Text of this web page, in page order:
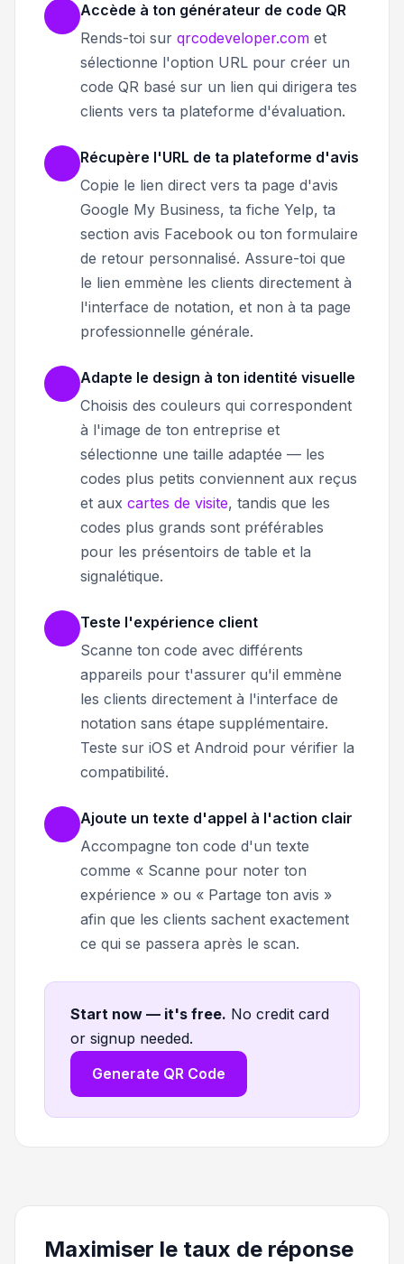
Accède à ton générateur de code QR
Rends-toi sur qrcodeveloper.com et
sélectionne l'option URL pour créer un
code QR basé sur un lien qui dirigera tes
clients vers ta plateforme d'évaluation.
Récupère l'URL de ta plateforme d'avis
Copie le lien direct vers ta page d'avis
Google My Business, ta fiche Yelp, ta
section avis Facebook ou ton formulaire
de retour personnalisé. Assure-toi que
le lien emmène les clients directement à
l'interface de notation, et non à ta page
professionnelle générale.
Adapte le design à ton identité visuelle
Choisis des couleurs qui correspondent
à l'image de ton entreprise et
sélectionne une taille adaptée — les
codes plus petits conviennent aux reçus
et aux cartes de visite, tandis que les
codes plus grands sont préférables
pour les présentoirs de table et la
signalétique.
Teste l'expérience client
Scanne ton code avec différents
appareils pour t'assurer qu'il emmène
les clients directement à l'interface de
notation sans étape supplémentaire.
Teste sur iOS et Android pour vérifier la
compatibilité.
Ajoute un texte d'appel à l'action clair
Accompagne ton code d'un texte
comme « Scanne pour noter ton
expérience » ou « Partage ton avis »
afin que les clients sachent exactement
ce qui se passera après le scan.
Start now — it's free. No credit card
or signup needed.
Generate QR Code
Maximiser le taux de réponse